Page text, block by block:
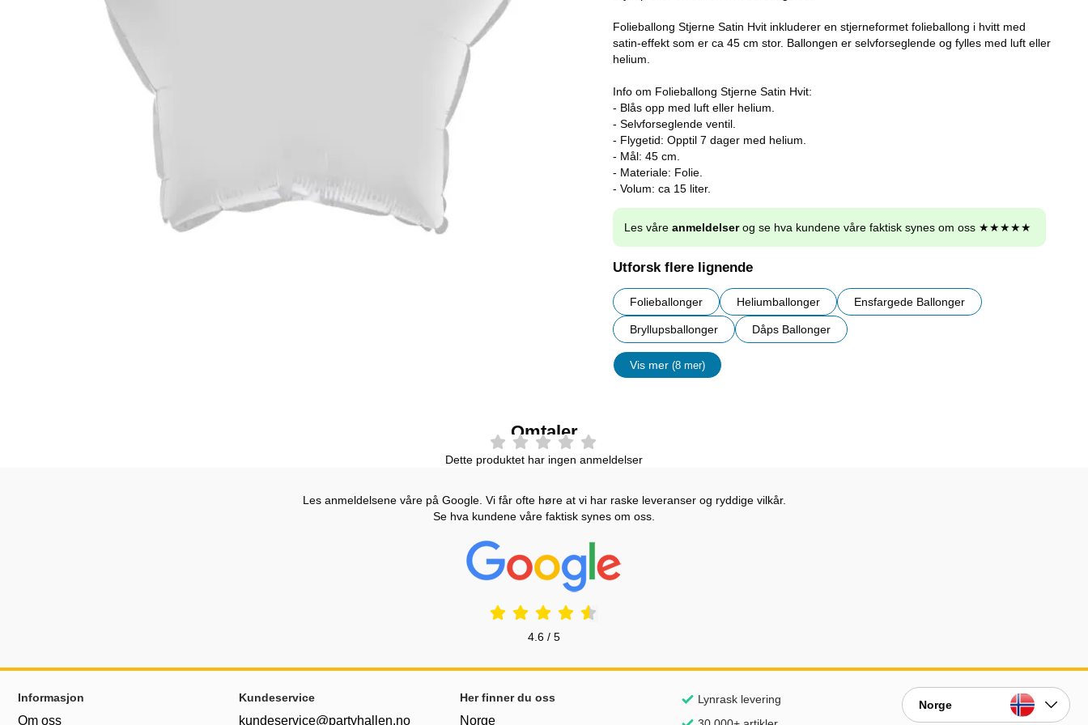
Folieballong Stjerne Satin Hvit inkluderer en stjerneformet folieballong i hvitt med
satin-effekt som er ca 45 cm stor. Ballongen er selvforseglende og fylles med luft eller
helium.
Info om Folieballong Stjerne Satin Hvit:
- Blås opp med luft eller helium.
- Selvforseglende ventil.
- Flygetid: Opptil 7 dager med helium.
- Mål: 45 cm.
- Materiale: Folie.
- Volum: ca 15 liter.
Les våre anmeldelserog se hva kundene våre faktisk synes om oss ★★★★★
Utforsk flere lignende
Folieballonger Heliumballonger Ensfargede Ballonger
Bryllupsballonger Dåps Ballonger
Vis mer (8 mer)
egenskaper
Omtaler
Dette produktet har ingen anmeldelser
Les anmeldelsene våre på Google. Vi får ofte høre at vi har raske leveranser og ryddige vilkår.
Se hva kundene våre faktisk synes om oss.
Prisjakt Vurdering: 4.6 Stjerne
4.6 / 5
Footer-innhold Blandet informasjon og lenker
Informasjon
Om oss
Kundeservice
kundeservice@partyhallen.no
Her finner du oss
Norge
Lynrask levering
Norge